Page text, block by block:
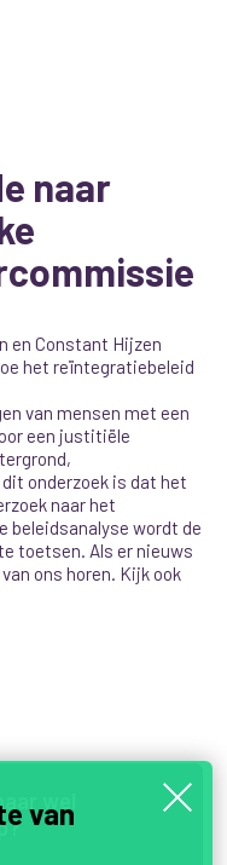
naar
en Constant Hijzen
het reïntegratiebeleid
van mensen met een
een justitiële
onderzoek is dat het
naar het
beleidsanalyse wordt de
toetsen. Als er nieuws
ons horen. Kijk ook
? van